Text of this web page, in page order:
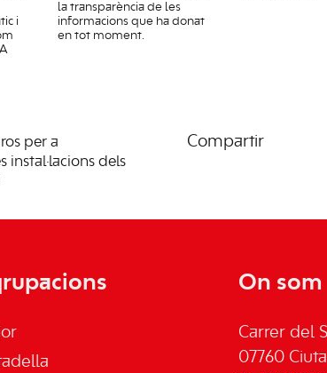
i
la transparència de les
informacions que ha donat
en tot moment.
per a
instal·lacions dels
Compartir
On som
Carrer del
07760